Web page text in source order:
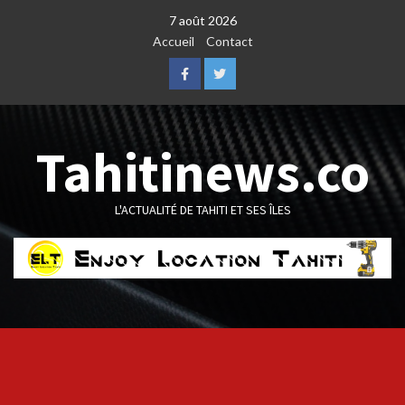
7 août 2026
Accueil
Contact
FacebookTwitter
Tahitinews.co
L'ACTUALITÉ DE TAHITI ET SES ÎLES